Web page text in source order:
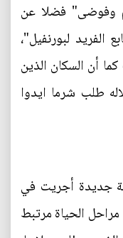
وفوضى" فضلا عن
الفريد لبورنفيل"،
أن السكان الذين
طلب شرما ايدوا
جديدة أجريت في
الحياة مرتبط